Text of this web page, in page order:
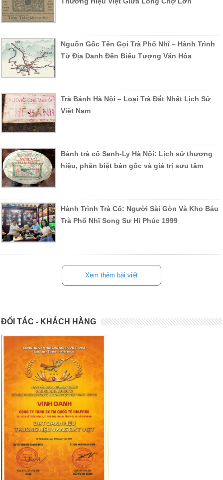
Nguồn Gốc Tên Gọi Trà Phổ Nhĩ – Hành Trình
Từ Địa Danh Đến Biểu Tượng Văn Hóa
Trà Bánh Hà Nội – Loại Trà Đắt Nhất Lịch Sử
Việt Nam
Bánh trà cổ Senh-Ly Hà Nội: Lịch sử thương
hiệu, phân biệt bản gốc và giá trị sưu tầm
Hành Trình Trà Cổ: Người Sài Gòn Và Kho Báu
Trà Phổ Nhĩ Song Sư Hỉ Phúc 1999
Xem thêm bài viết
ĐỐI TÁC - KHÁCH HÀNG